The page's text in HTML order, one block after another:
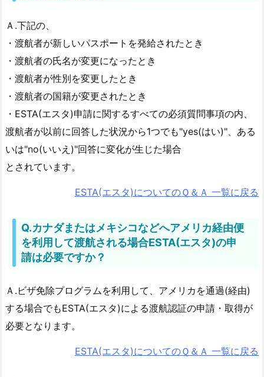
Ａ.下記の、
・渡航者が新しいパスポートを発給されたとき
・渡航者の氏名が変更になったとき
・渡航者が性別を変更したとき
・渡航者の国籍が変更されたとき
・ESTA(エスタ)申請に関するすべての必須質問事項の内、
渡航者が以前に回答した状況から1つでも"yes(はい)"、ある
いは"no(いいえ)"回答に変化が生じた場合
とされています。
ESTA(エスタ)についてのＱ＆Ａ 一覧に戻る
Q.カナダまたはメキシコなどへアメリカ経由便
を利用して渡航される場合ESTA(エスタ)の申
請は必要ですか？
Ａ.ビザ免除プログラムを利用して、アメリカを通過(経由)
する場合でもESTA(エスタ)による渡航認証の申請・取得が
必要となります。
ESTA(エスタ)についてのＱ＆Ａ 一覧に戻る